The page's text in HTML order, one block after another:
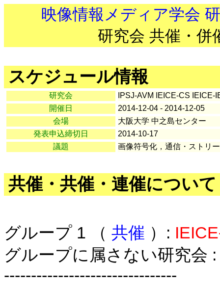
映像情報メディア学会
研究会 共催・併
スケジュール情報
研究会
IPSJ-AVM IEICE-CS IEICE-
開催日
2014-12-04 - 2014-12-05
会場
大阪大学 中之島センター
発表申込締切日
2014-10-17
議題
画像符号化，通信・ストリ
共催・共催・連催について
グループ 1 （ 共催 ）:
グループに属さない研究会
--------------------------------